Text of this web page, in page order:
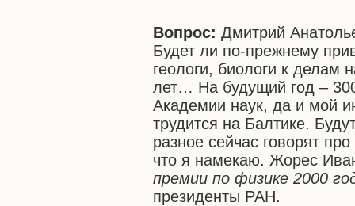
Вопрос: Дмитрий
Будет ли по-прежнему
геологи, биологи к делам
лет… На будущий год –
Академии наук, да и мой
трудится на Балтике.
разное сейчас говорят
что я намекаю. Жорес
премии по физике 2000
президенты РАН.